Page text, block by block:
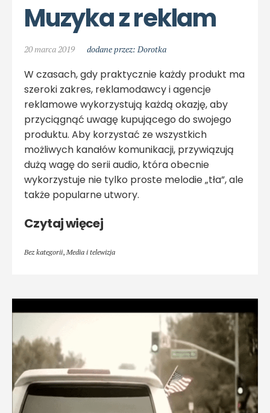
Muzyka z reklam
20 marca 2019 dodane przez: Dorotka
W czasach, gdy praktycznie każdy produkt ma
szeroki zakres, reklamodawcy i agencje
reklamowe wykorzystują każdą okazję, aby
przyciągnąć uwagę kupującego do swojego
produktu. Aby korzystać ze wszystkich
możliwych kanałów komunikacji, przywiązują
dużą wagę do serii audio, która obecnie
wykorzystuje nie tylko proste melodie „tła”, ale
także popularne utwory.
Czytaj więcej
Bez kategorii, Media i telewizja